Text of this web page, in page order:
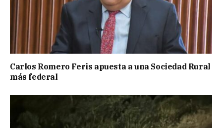
Carlos Romero Feris apuesta a una Sociedad Rural
más federal